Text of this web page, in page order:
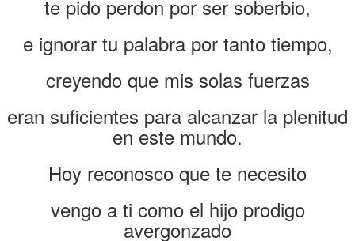
te pido perdon por ser soberbio,
e ignorar tu palabra por tanto tiempo,
creyendo que mis solas fuerzas
eran suficientes para alcanzar la plenitud
en este mundo.
Hoy reconosco que te necesito
vengo a ti como el hijo prodigo
avergonzado